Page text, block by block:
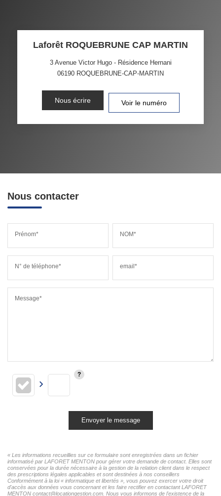
Laforêt ROQUEBRUNE CAP MARTIN
3 Avenue Victor Hugo - Résidence Hernani
06190 ROQUEBRUNE-CAP-MARTIN
Nous écrire Voir le numéro
Nous contacter
Prénom* NOM*
N° de téléphone* email*
Message*
Envoyer le message
« Les informations recueillies sur ce formulaire sont enregistrées dans un fichier
informatisé par LAFORET MENTON pour gérer votre demande de contact. Elles sont
conservées pour la durée nécessaire à la gestion de la relation client dans le respect
des prescriptions légales applicables et sont destinées à nos conseillers
Conformément à la loi « informatique et libertés », vous pouvez exercer votre droit
d'accès aux données vous concernant et les faire rectifier en contactant LAFORET
MENTON contact@locationgestion.com. Nous vous informons de l'existence de la